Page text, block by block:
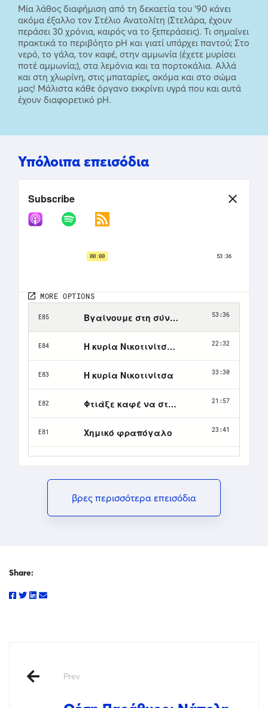
Μία λάθος διαφήμιση από τη δεκαετία του ‘90 κάνει
ακόμα έξαλλο τον Στέλιο Ανατολίτη (Στελάρα, έχουν
περάσει 30 χρόνια, καιρός να το ξεπεράσεις). Τι σημαίνει
πρακτικά το περιβόητο pH και γιατί υπάρχει παντού; Στο
νερό, το γάλα, τον καφέ, στην αμμωνία (έχετε μυρίσει
ποτέ αμμωνία;), στα λεμόνια και τα πορτοκάλια. Αλλά
και στη χλωρίνη, στις μπαταρίες, ακόμα και στο σώμα
μας! Μάλιστα κάθε όργανο εκκρίνει υγρά που και αυτά
έχουν διαφορετικό pH.
Υπόλοιπα επεισόδια
βρες περισσότερα επεισόδια
Share:
Prev